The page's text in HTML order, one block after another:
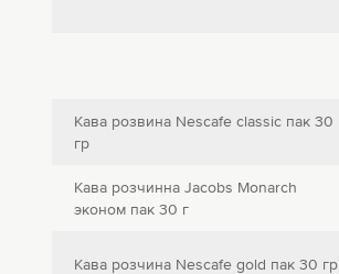
Кава розвина Nescafe classic пак 30
гр
Кава розчинна Jacobs Monarch
эконом пак 30 г
Кава розчина Nescafe gold пак 30 гр